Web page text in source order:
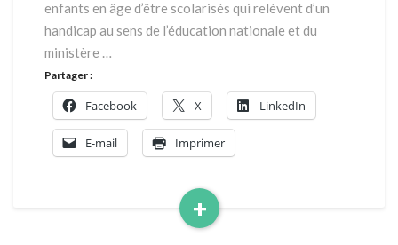
l’implosion
enfants en âge d’être scolarisés qui relèvent d’un
handicap au sens de l’éducation nationale et du
ministère …
+
Read
Partager :
Facebook X LinkedIn
E-mail Imprimer